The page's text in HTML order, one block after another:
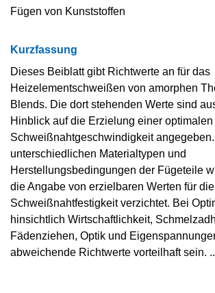
Fügen von Kunststoffen
Kurzfassung
Dieses Beiblatt gibt Richtwerte an für das
Heizelementschweißen von amorphen
Blends. Die dort stehenden Werte sind
Hinblick auf die Erzielung einer optimalen
Schweißnahtgeschwindigkeit
unterschiedlichen Materialtypen und
Herstellungsbedingungen der Fügeteile
die Angabe von erzielbaren Werten für die
Schweißnahtfestigkeit verzichtet. Bei
hinsichtlich Wirtschaftlichkeit,
Fädenziehen, Optik und
abweichende Richtwerte vorteilhaft sein.